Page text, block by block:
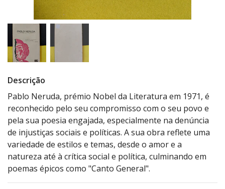
Descrição
Pablo Neruda, prémio Nobel da Literatura em 1971, é
reconhecido pelo seu compromisso com o seu povo e
pela sua poesia engajada, especialmente na denúncia
de injustiças sociais e políticas. A sua obra reflete uma
variedade de estilos e temas, desde o amor e a
natureza até à crítica social e política, culminando em
poemas épicos como "Canto General".